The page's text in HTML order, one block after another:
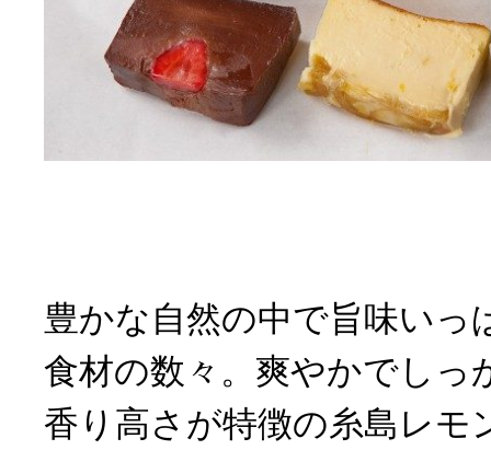
豊かな自然の中で旨味いっ
食材の数々。爽やかでしっ
香り高さが特徴の糸島レモ